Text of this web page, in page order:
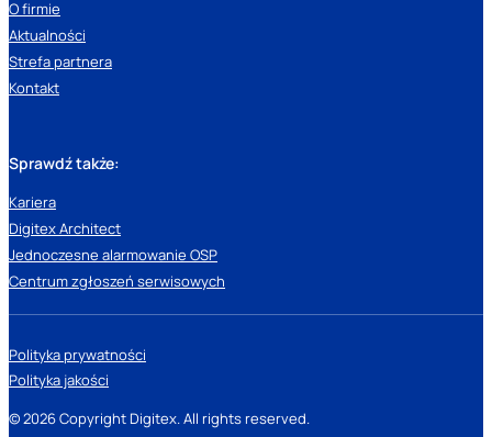
O firmie
Aktualności
Strefa partnera
Kontakt
Sprawdź także:
Kariera
Digitex Architect
Jednoczesne alarmowanie OSP
Centrum zgłoszeń serwisowych
© 2026 Copyright Digitex. All rights reserved.
Polityka prywatności
Polityka jakości